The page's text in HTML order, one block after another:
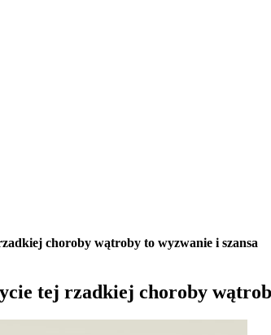
choroby wątroby to wyzwanie i szansa
tej rzadkiej choroby